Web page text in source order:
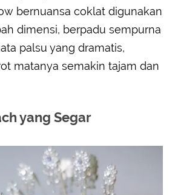
bernuansa coklat digunakan
dimensi, berpadu sempurna
palsu yang dramatis,
matanya semakin tajam dan
yang Segar